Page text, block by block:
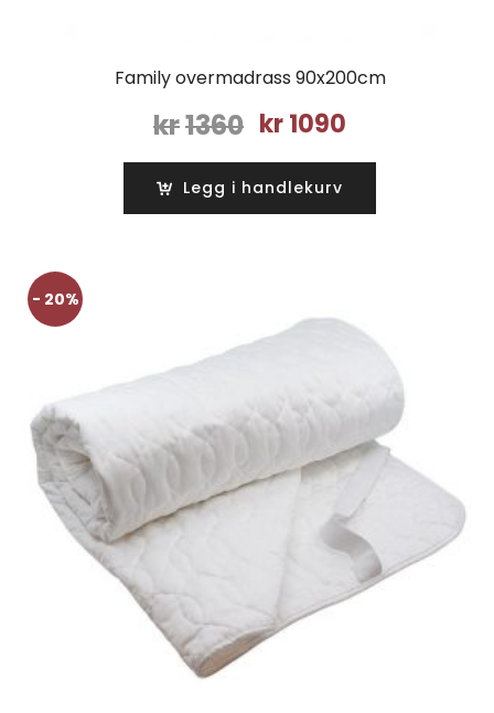
Family overmadrass 90x200cm
kr1360 Opprinnelig
var:
kr1360.
kr1090
kr1090.
Legg i handlekurv
- 20%